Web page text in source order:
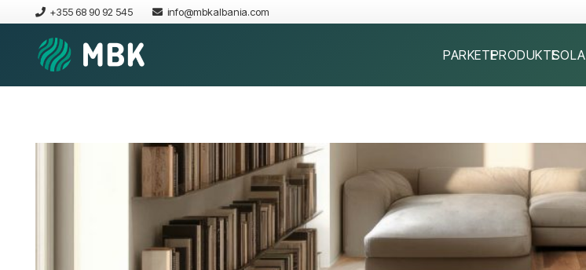
+355 68 90 92 545 info@mbkalbania.com
PARKETEPRODUKTE